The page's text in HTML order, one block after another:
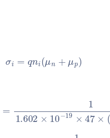
σi qni(μn + μp)
1.602×10−19×47